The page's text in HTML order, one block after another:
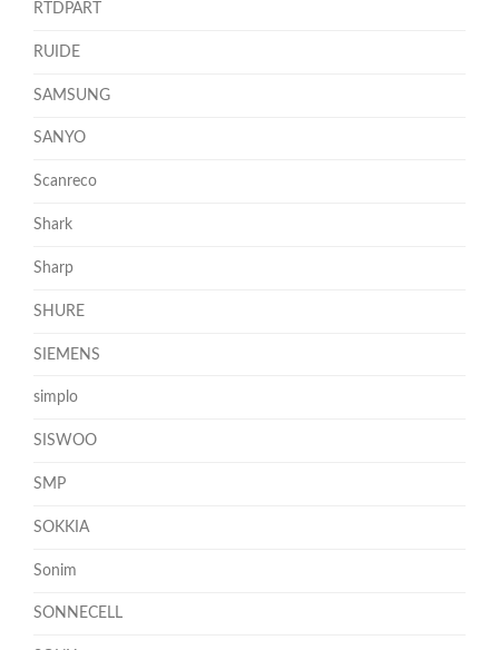
RTDPART
RUIDE
SAMSUNG
SANYO
Scanreco
Shark
Sharp
SHURE
SIEMENS
simplo
SISWOO
SMP
SOKKIA
Sonim
SONNECELL